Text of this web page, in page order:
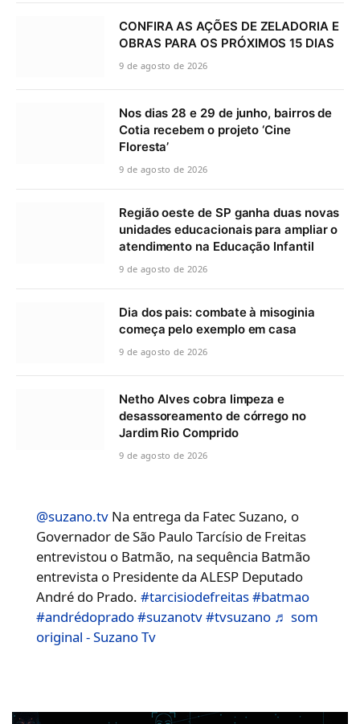
CONFIRA AS AÇÕES DE ZELADORIA E
OBRAS PARA OS PRÓXIMOS 15 DIAS
9 de agosto de 2026
Nos dias 28 e 29 de junho, bairros de
Cotia recebem o projeto ‘Cine
Floresta’
9 de agosto de 2026
Região oeste de SP ganha duas novas
unidades educacionais para ampliar o
atendimento na Educação Infantil
9 de agosto de 2026
Dia dos pais: combate à misoginia
começa pelo exemplo em casa
9 de agosto de 2026
Netho Alves cobra limpeza e
desassoreamento de córrego no
Jardim Rio Comprido
9 de agosto de 2026
@suzano.tv Na entrega da Fatec Suzano, o
Governador de São Paulo Tarcísio de Freitas
entrevistou o Batmão, na sequência Batmão
entrevista o Presidente da ALESP Deputado
André do Prado.#tarcisiodefreitas#batmao
#andrédoprado#suzanotv#tvsuzano ♬ som
original - Suzano Tv